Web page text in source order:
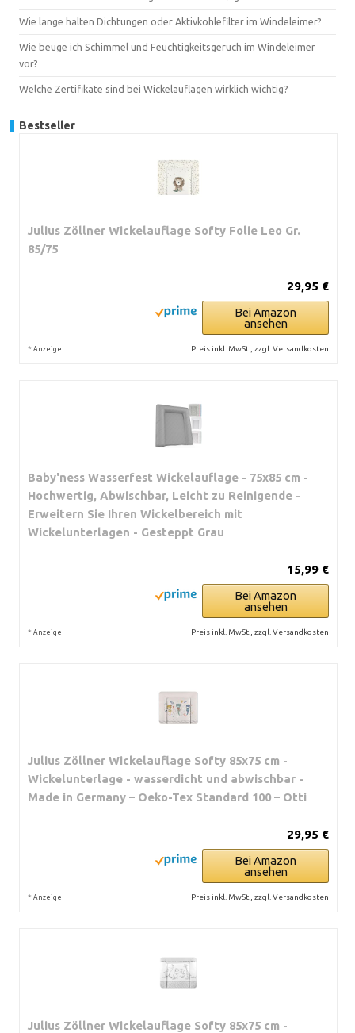
Wie lange halten Dichtungen oder Aktivkohlefilter im Windeleimer?
Wie beuge ich Schimmel und Feuchtigkeitsgeruch im Windeleimer
vor?
Welche Zertifikate sind bei Wickelauflagen wirklich wichtig?
Bestseller
Julius Zöllner Wickelauflage Softy Folie Leo Gr.
85/75
29,95 €
Bei Amazon
ansehen
* Anzeige Preis inkl. MwSt., zzgl. Versandkosten
Baby'ness Wasserfest Wickelauflage - 75x85 cm -
Hochwertig, Abwischbar, Leicht zu Reinigende -
Erweitern Sie Ihren Wickelbereich mit
Wickelunterlagen - Gesteppt Grau
15,99 €
Bei Amazon
ansehen
* Anzeige Preis inkl. MwSt., zzgl. Versandkosten
Julius Zöllner Wickelauflage Softy 85x75 cm -
Wickelunterlage - wasserdicht und abwischbar -
Made in Germany – Oeko-Tex Standard 100 – Otti
29,95 €
Bei Amazon
ansehen
* Anzeige Preis inkl. MwSt., zzgl. Versandkosten
Julius Zöllner Wickelauflage Softy 85x75 cm -